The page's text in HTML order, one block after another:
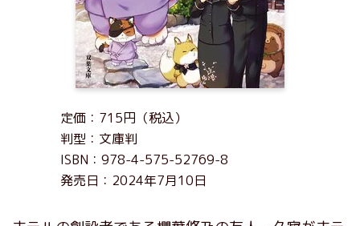
定価：715円（税込）
判型：文庫判
ISBN：978-4-575-52769-8
発売日：2024年7月10日